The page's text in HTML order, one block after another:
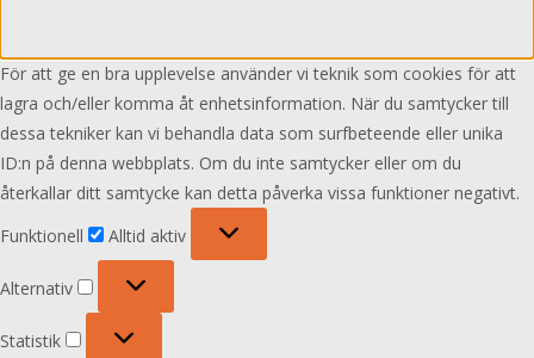
För att ge en bra upplevelse använder vi teknik som cookies för att
lagra och/eller komma åt enhetsinformation. När du samtycker till
dessa tekniker kan vi behandla data som surfbeteende eller unika
ID:n på denna webbplats. Om du inte samtycker eller om du
återkallar ditt samtycke kan detta påverka vissa funktioner negativt.
Funktionell
Alltid aktiv
Alternativ
Statistik